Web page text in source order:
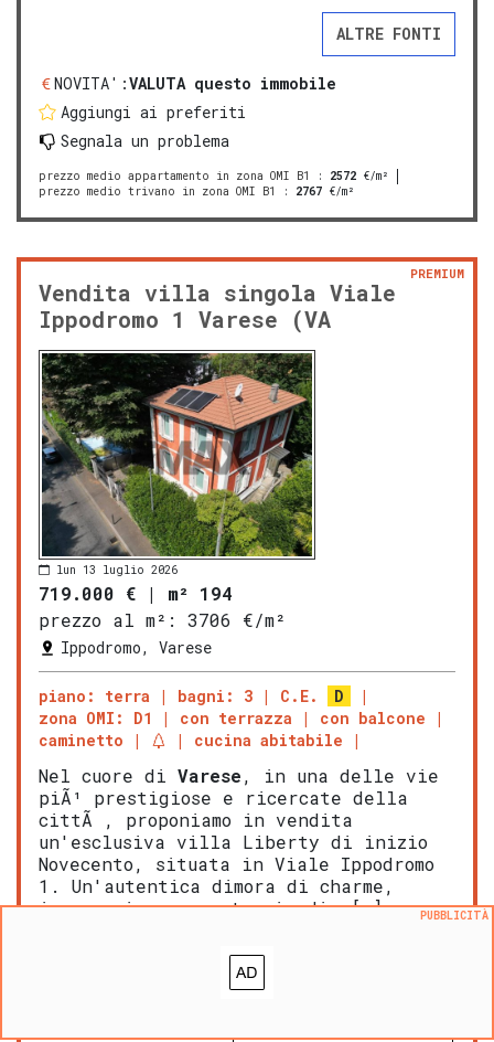
ALTRE FONTI
NOVITA':VALUTA questo immobile
Aggiungi ai preferiti
Segnala un problema
prezzo medio appartamento in zona OMI B1 : 2572 €/m²
prezzo medio trivano in zona OMI B1
: 2767 €/m²
Vendita villa singola Viale
Ippodromo 1 Varese (VA
PREMIUM
lun 13 luglio 2026
719.000 € | m² 194
prezzo al m²:
3706 €/m²
Ippodromo, Varese
piano: terra bagni: 3 C.E.
D
zona OMI: D1
con terrazza
con balcone
caminetto
cucina abitabile
Nel cuore di Varese, in una delle vie
piÃ¹ prestigiose e ricercate della
cittÃ , proponiamo in vendita
un'esclusiva villa Liberty di inizio
Novecento, situata in Viale Ippodromo
1. Un'autentica dimora di charme,
immersa in un curato giardin […]
PUBBLICITÀ